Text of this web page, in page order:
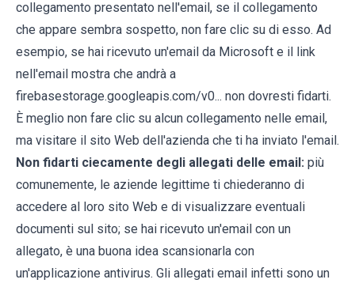
collegamento presentato nell'email, se il collegamento
che appare sembra sospetto, non fare clic su di esso. Ad
esempio, se hai ricevuto un'email da Microsoft e il link
nell'email mostra che andrà a
firebasestorage.googleapis.com/v0... non dovresti fidarti.
È meglio non fare clic su alcun collegamento nelle email,
ma visitare il sito Web dell'azienda che ti ha inviato l'email.
Non fidarti ciecamente degli allegati delle email: più
comunemente, le aziende legittime ti chiederanno di
accedere al loro sito Web e di visualizzare eventuali
documenti sul sito; se hai ricevuto un'email con un
allegato, è una buona idea scansionarla con
un'applicazione antivirus. Gli allegati email infetti sono un